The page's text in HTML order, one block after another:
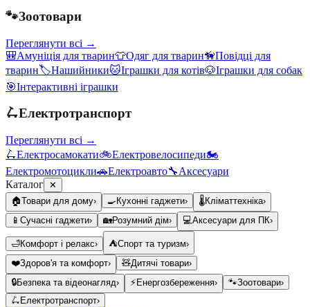
🐾Зоотовари
Переглянути всі →
🎒Амуніція для тварин👕Одяг для тварин🦮Повідці для
тварин🏷️Нашийники🐱Іграшки для котів🐶Іграшки для собак
🎯Інтерактивні іграшки
🛴Електротранспорт
Переглянути всі →
🛴Електросамокати🚲Електровелосипеди🏍️
Електромотоцикли🚗Електроавто🔧Аксесуари
Каталог ✕
🏠Товари для дому› 🍳Кухонні гаджети› 🌡️Кліматтехніка›
📱 Сучасні гаджети› 🏡Розумний дім› 💻Аксесуари для ПК›
🛁Комфорт і релакс› ⛺Спорт та туризм›
❤️Здоров'я та комфорт› 🧸Дитячі товари›
🔒Безпека та відеонагляд› ⚡ Енергозбереження› 🐾Зоотовари›
🛴 Електротранспорт›